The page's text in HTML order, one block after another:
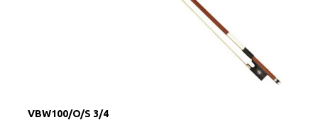
VBW100/O/S 3/4